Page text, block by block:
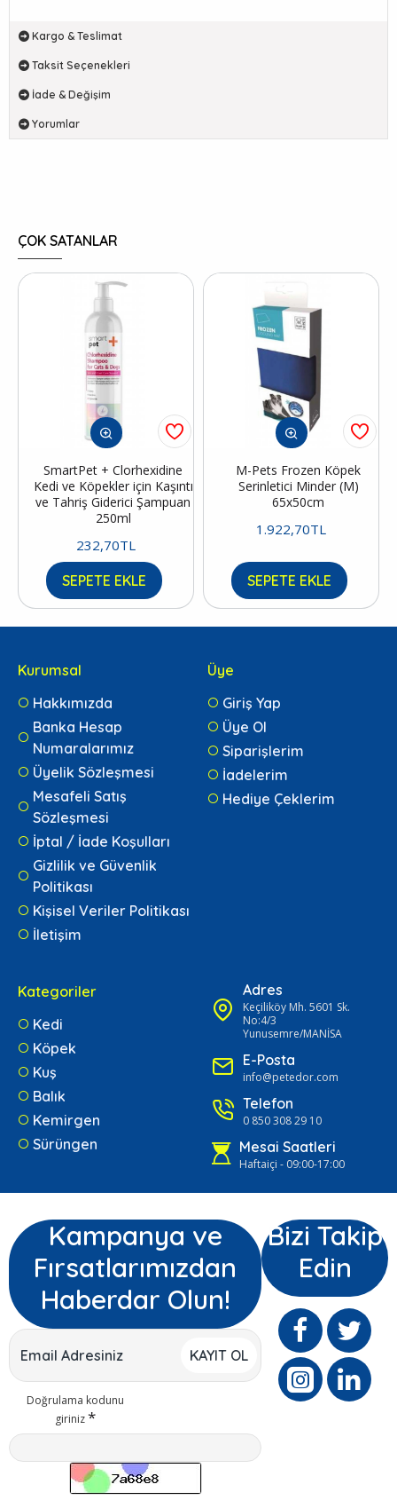
Kargo & Teslimat
Taksit Seçenekleri
İade & Değişim
Yorumlar
ÇOK SATANLAR
SmartPet + Clorhexidine
Kedi ve Köpekler için Kaşıntı
ve Tahriş Giderici Şampuan
250ml
232,70TL
SEPETE EKLE
M-Pets Frozen Köpek
Serinletici Minder (M)
65x50cm
1.922,70TL
SEPETE EKLE
Kurumsal
Hakkımızda
Banka Hesap
Numaralarımız
Üyelik Sözleşmesi
Mesafeli Satış
Sözleşmesi
İptal / İade Koşulları
Gizlilik ve Güvenlik
Politikası
Kişisel Veriler Politikası
İletişim
Üye
Giriş Yap
Üye Ol
Siparişlerim
İadelerim
Hediye Çeklerim
Kategoriler
Kedi
Köpek
Kuş
Balık
Kemirgen
Sürüngen
Adres
Keçiliköy Mh. 5601 Sk.
No:4/3
Yunusemre/MANİSA
E-Posta
info@petedor.com
Telefon
0 850 308 29 10
Mesai Saatleri
Haftaiçi - 09:00-17:00
Kampanya ve
Fırsatlarımızdan
Haberdar Olun!
KAYIT OL
Doğrulama kodunu
giriniz
Bizi Takip
Edin